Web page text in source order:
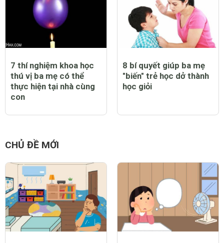
7 thí nghiệm khoa học
thú vị ba mẹ có thể
thực hiện tại nhà cùng
con
8 bí quyết giúp ba mẹ
"biến" trẻ học dở thành
học giỏi
CHỦ ĐỀ MỚI